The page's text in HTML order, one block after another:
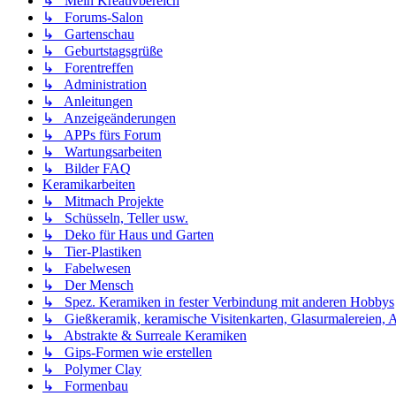
↳ Forums-Salon
↳ Gartenschau
↳ Geburtstagsgrüße
↳ Forentreffen
↳ Administration
↳ Anleitungen
↳ Anzeigeänderungen
↳ APPs fürs Forum
↳ Wartungsarbeiten
↳ Bilder FAQ
Keramikarbeiten
↳ Mitmach Projekte
↳ Schüsseln, Teller usw.
↳ Deko für Haus und Garten
↳ Tier-Plastiken
↳ Fabelwesen
↳ Der Mensch
↳ Spez. Keramiken in fester Verbindung mit anderen Hobbys
↳ Gießkeramik, keramische Visitenkarten, Glasurmalereien,
↳ Abstrakte & Surreale Keramiken
↳ Gips-Formen wie erstellen
↳ Polymer Clay
↳ Formenbau